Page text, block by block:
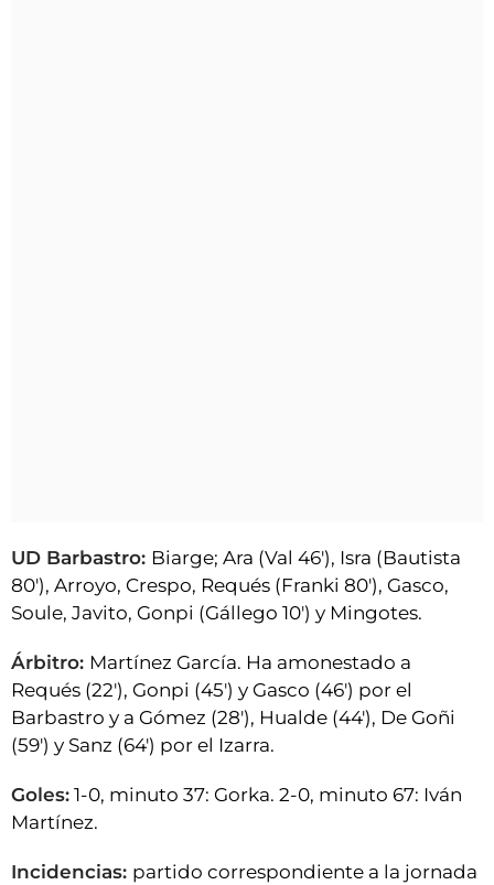
UD Barbastro: Biarge; Ara (Val 46'), Isra (Bautista
80'), Arroyo, Crespo, Requés (Franki 80'), Gasco,
Soule, Javito, Gonpi (Gállego 10') y Mingotes.
Árbitro: Martínez García. Ha amonestado a
Requés (22'), Gonpi (45') y Gasco (46') por el
Barbastro y a Gómez (28'), Hualde (44'), De Goñi
(59') y Sanz (64') por el Izarra.
Goles: 1-0, minuto 37: Gorka. 2-0, minuto 67: Iván
Martínez.
Incidencias: partido correspondiente a la jornada